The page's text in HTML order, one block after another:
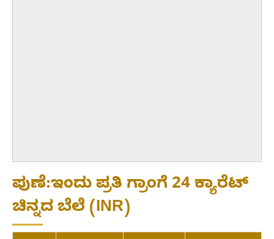
ಪುಣೆ:ಇಂದು ಪ್ರತಿ ಗ್ರಾಂಗೆ 24 ಕ್ಯಾರೆಟ್
ಚಿನ್ನದ ಬೆಲೆ (INR)